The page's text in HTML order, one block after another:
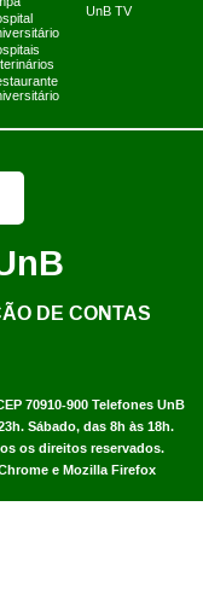
UnB TV
70910-900 Telefones UnB
Sábado, das 8h às 18h.
os direitos reservados.
e Mozilla Firefox
DE CONTAS